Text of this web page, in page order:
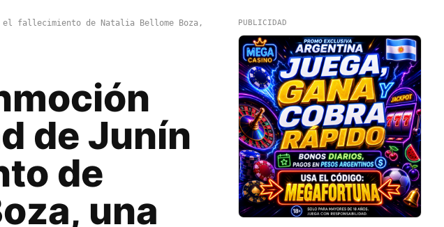
el fallecimiento de Natalia Bellome Boza,
de Junín
de
una
PUBLICIDAD